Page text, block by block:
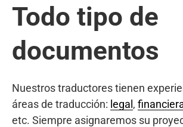
Todo tipo de
documentos
Nuestros traductores tienen
áreas de traducción: legal ,
etc. Siempre asignaremos su